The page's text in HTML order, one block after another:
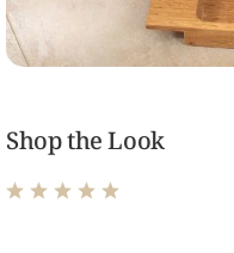
Shop the Look